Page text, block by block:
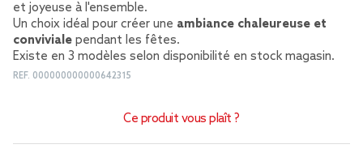
et joyeuse à l'ensemble.
Un choix idéal pour créer une ambiance chaleureuse et
conviviale pendant les fêtes.
Existe en 3 modèles selon disponibilité en stock magasin.
REF. 000000000000642315
Ce produit vous plaît ?